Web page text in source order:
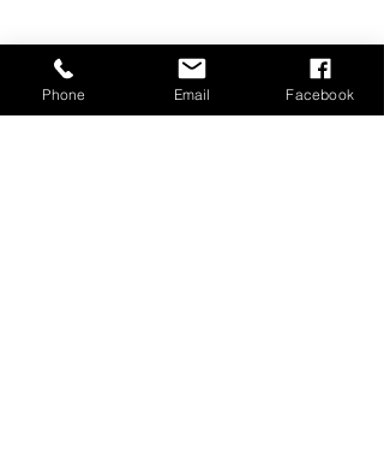
Phone Email Facebook